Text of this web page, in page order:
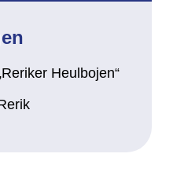
Heulbojen“